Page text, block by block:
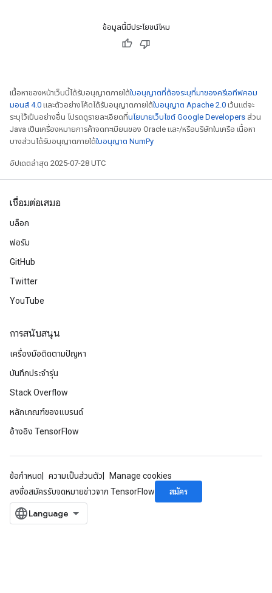
ข้อมูลนี้มีประโยชน์ไหม
เนื้อหาของหน้าเว็บนี้ได้รับอนุญาตภายใต้ใบอนุญาตที่ต้องระบุที่มาของครีเอทีฟคอม
มอนส์ 4.0 และตัวอย่างโค้ดได้รับอนุญาตภายใต้ใบอนุญาต Apache 2.0 เว้นแต่จะ
ระบุไว้เป็นอย่างอื่น โปรดดูรายละเอียดที่นโยบายเว็บไซต์ Google Developers ส่วน
Java เป็นเครื่องหมายการค้าจดทะเบียนของ Oracle และ/หรือบริษัทในเครือ เนื้อหา
บางส่วนได้รับอนุญาตภายใต้ใบอนุญาต NumPy
อัปเดตล่าสุด 2025-07-28 UTC
เชื่อมต่อเสมอ
บล็อก
ฟอรัม
GitHub
Twitter
YouTube
การสนับสนุน
เครื่องมือติดตามปัญหา
บันทึกประจำรุ่น
Stack Overflow
หลักเกณฑ์ของแบรนด์
อ้างอิง TensorFlow
ข้อกำหนด ความเป็นส่วนตัว
Manage cookies
ลงชื่อสมัครรับจดหมายข่าวจาก TensorFlow
สมัคร